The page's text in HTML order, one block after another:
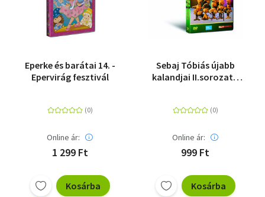
Eperke és barátai 14. -
Epervirág fesztivál
Online ár:
1 299 Ft
Kosárba
Sebaj Tóbiás újabb
kalandjai II.sorozat -
Online ár:
999 Ft
Kosárba